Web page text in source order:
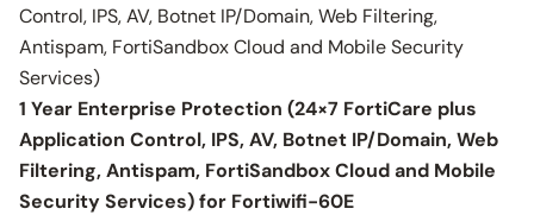
Control, IPS, AV, Botnet IP/Domain, Web Filtering,
Antispam, FortiSandbox Cloud and Mobile Security
Services)
1 Year Enterprise Protection (24×7 FortiCare plus
Application Control, IPS, AV, Botnet IP/Domain, Web
Filtering, Antispam, FortiSandbox Cloud and Mobile
Security Services) for Fortiwifi-60E